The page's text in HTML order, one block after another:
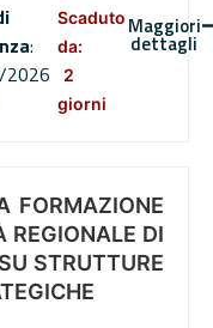
:
Scaduto
da:
2
giorni
Maggiori
dettagli
FORMAZIONE
REGIONALE DI
STRUTTURE